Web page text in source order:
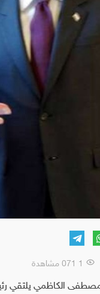
الكاظمي يلتقي